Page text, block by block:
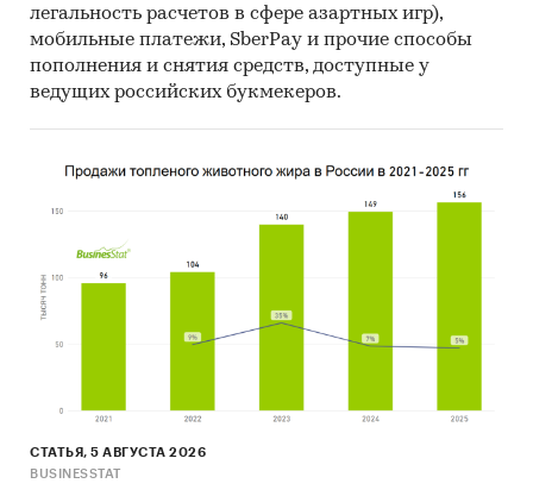
Eurostat.
Печатные и электронные деловые и
специализированные издания,
Материалы участников отечественного и
мирового рынков.
консалтинговых агентств.
Материалы и базы данных статистики ООН
легальность расчетов в сфере азартных игр),
мобильные платежи, SberPay и прочие способы
пополнения и снятия средств, доступные у
ведущих российских букмекеров.
СТАТЬЯ, 5 АВГУСТА 2026
BUSINESSTAT